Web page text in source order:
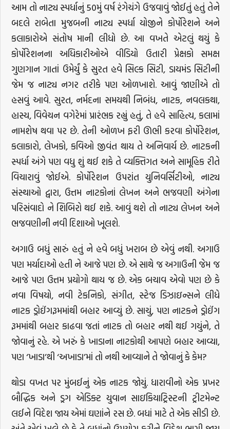
આમ તો નાટ્ય સ્પર્ધાનું 50મું વર્ષ રંગેચંગે ઉજવાવું જોઈતું હતું તેને
બદલે રાબેતા મુજબની નાટ્ય સ્પર્ધા યોજીને કોર્પોરેશને અને
કલાકારોએ સંતોષ માની લીધો છે. આ વખતે એટલું થયું કે
કોર્પોરેશનના અધિકારીઓએ વીડિયો ઉતારી પ્રેક્ષકો સમક્ષ
ગુણગાન ગાતાં ઉમેર્યું કે સુરત હવે સિલ્ક સિટી, ડાયમંડ સિટીની
જેમ જ નાટ્ય નગર તરીકે પણ ઓળખાશે. આવું જાણીએ તો
હસવું આવે. સુરત, નર્મદના સમયથી નિબંધ, નાટક, નવલકથા,
હાસ્ય, વિવેચન વગેરેમાં પ્રારંભક રહ્યું હતું, તે હવે સાહિત્ય, કલામાં
નામશેષ થવા પર છે. તેની ઓળખ ફરી ઊભી કરવા કોર્પોરેશન,
કલાકારો, લેખકો, કવિઓ જીવંત થાય તે અનિવાર્ય છે. નાટકની
સ્પર્ધા અંગે પણ વધુ શું થઈ શકે તે વ્યક્તિગત અને સામૂહિક રીતે
વિચારાવું જોઈએ. કોર્પોરેશન ઉપરાંત યુનિવર્સિટીઓ, નાટ્ય
સંસ્થાઓ દ્વારા, ઉત્તમ નાટકોનાં લેખન અને ભજવણી અંગેના
પરિસંવાદો ને શિબિરો થઈ શકે. આવું થશે તો નાટ્ય લેખન અને
ભજવણીની નવી દિશાઓ ખૂલશે.
અગાઉ બધું સારું હતું ને હવે બધું ખરાબ છે એવું નથી. અગાઉ
પણ મર્યાદાઓ હતી ને આજે પણ છે. એ સાથે જ અગાઉની જેમ જ
આજે પણ ઉત્તમ પ્રયોગો થાય જ છે. એક બચાવ એવો પણ છે કે
નવા વિષયો, નવી ટેકનિકો, સંગીત, સ્ટેજ ડિઝાઇન્સને લીધે
નાટક ડ્રોઈંગરૂમમાંથી બહાર આવ્યું છે. સાચું, પણ નાટકને ડ્રોઈંગ
રૂમમાંથી બહાર કાઢવા જતાં નાટક તો બહાર નથી થઈ ગયુંને, તે
જોવાનું રહે. એ ખરું કે ખાડાના નાટકોથી આપણે બહાર આવ્યા,
પણ ‘ખાડા’થી ‘અખાડા’માં તો નથી આવ્યાને તે જોવાનું કે કેમ?
થોડા વખત પર મુંબઈનું એક નાટક જોયું. ધારાવીનો એક પ્રખર
બૌદ્ધિક અને ડ્રગ એડિક્ટ યુવાન સાઇકિયાટ્રિસ્ટની ટ્રીટમેન્ટ
લઈને વિદેશ જાય એમાં ઘણાંને રસ છે. બધાં માટે તે એક સીડી છે.